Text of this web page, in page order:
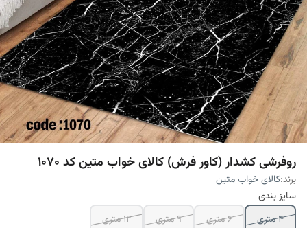
روفرشی کشدار (کاور فرش) کالای خواب متین کد 1070
برند:کالای خواب متین
سایز بندی
4 متری
6 متری 9 متری 12 متری